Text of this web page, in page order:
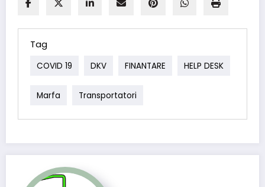
Tag
COVID 19 DKV FINANTARE HELP DESK
Marfa Transportatori